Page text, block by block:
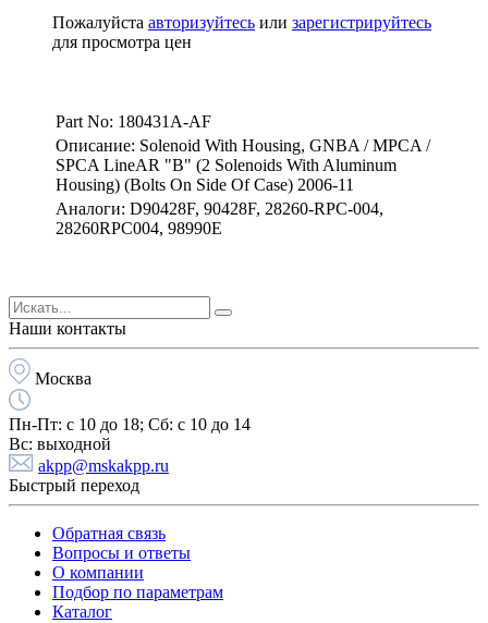
Пожалуйста авторизуйтесь или зарегистрируйтесь
для просмотра цен
Part No: 180431A-AF
Описание: Solenoid With Housing, GNBA / MPCA /
SPCA LineAR "B" (2 Solenoids With Aluminum
Housing) (Bolts On Side Of Case) 2006-11
Аналоги: D90428F, 90428F, 28260-RPC-004,
28260RPC004, 98990E
Наши контакты
Москва
Пн-Пт: с 10 до 18; Cб: с 10 до 14
Вс: выходной
akpp@mskakpp.ru
Быстрый переход
Обратная связь
Вопросы и ответы
О компании
Подбор по параметрам
Каталог